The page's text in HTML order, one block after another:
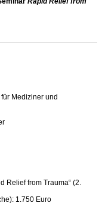
Mediziner und
Relief from Trauma“ (2.
1.750 Euro